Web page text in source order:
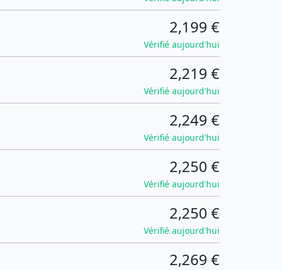
2,199 €
Vérifié aujourd'hui
2,219 €
Vérifié aujourd'hui
2,249 €
Vérifié aujourd'hui
2,250 €
Vérifié aujourd'hui
2,250 €
Vérifié aujourd'hui
2,269 €